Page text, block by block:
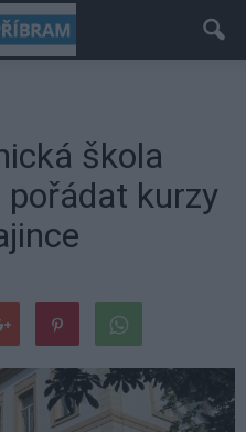
škola
kurzy